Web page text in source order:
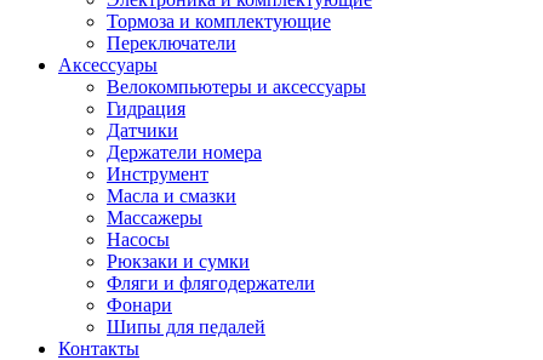
Тормоза и комплектующие
Переключатели
Аксессуары
Велокомпьютеры и аксессуары
Гидрация
Датчики
Держатели номера
Инструмент
Масла и смазки
Массажеры
Насосы
Рюкзаки и сумки
Фляги и флягодержатели
Фонари
Шипы для педалей
Контакты